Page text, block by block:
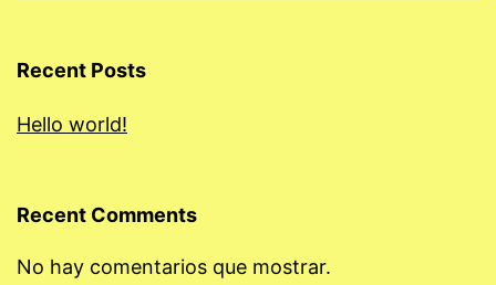
Recent Posts
Hello world!
Recent Comments
No hay comentarios que mostrar.